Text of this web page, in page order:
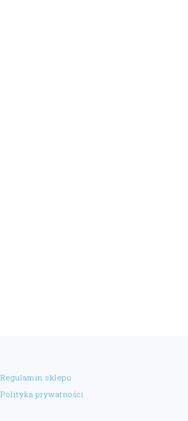
Regulamin sklepu
Polityka prywatności